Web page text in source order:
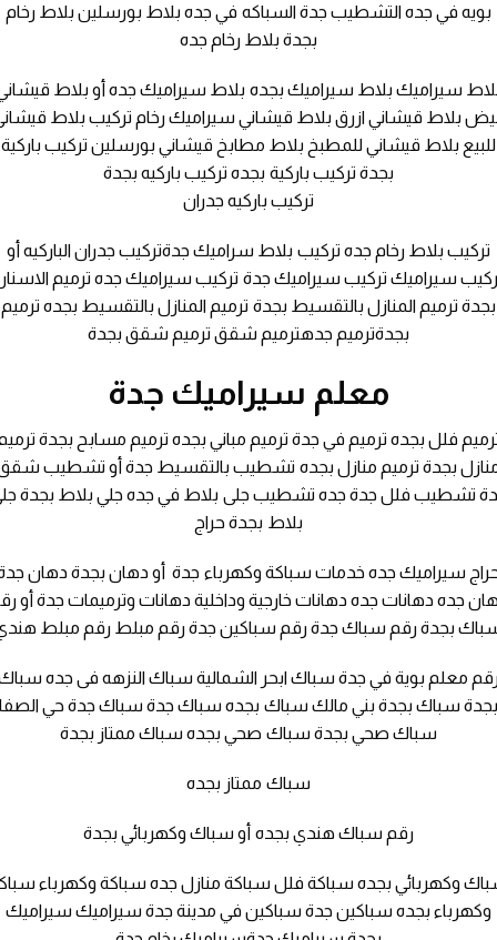
بويه في جده التشطيب جدة السباكه في جده بلاط بورسلين بلاط رخام
بجدة بلاط رخام جده
سيراميك بلاط سيراميك بجده بلاط سيراميك جده أو بلاط
بلاط قيشاني ازرق بلاط قيشاني سيراميك رخام تركيب بلاط
للبيع بلاط قيشاني للمطبخ بلاط مطابخ قيشاني بورسلين تركيب باركية
بجدة تركيب باركية بجده تركيب باركيه بجدة
تركيب باركيه جدران
تركيب بلاط رخام جده تركيب بلاط سراميك جدةتركيب جدران الباركيه أو
سيراميك تركيب سيراميك جدة تركيب سيراميك جده ترميم
بجدة ترميم المنازل بالتقسيط بجدة ترميم المنازل بالتقسيط بجده ترميم
بجدةترميم جدهترميم شقق ترميم شقق بجدة
معلم سيراميك جدة
فلل بجده ترميم في جدة ترميم مباني بجده ترميم مسابح بجدة
بجدة ترميم منازل بجده تشطيب بالتقسيط جدة أو تشطيب
تشطيب فلل جدة جده تشطيب جلى بلاط في جده جلي بلاط بجدة
بلاط بجدة حراج
سيراميك جده خدمات سباكة وكهرباء جدة أو دهان بجدة دهان
جده دهانات جده دهانات خارجية وداخلية دهانات وترميمات جدة أو
بجدة رقم سباك جدة رقم سباكين جدة رقم مبلط رقم مبلط
معلم بوية في جدة سباك ابحر الشمالية سباك النزهه فى جده
بجدة سباك بجدة بني مالك سباك بجده سباك جدة سباك جدة حي الصفا
سباك صحي بجدة سباك صحي بجده سباك ممتاز بجدة
سباك ممتاز بجده
رقم سباك هندي بجده أو سباك وكهربائي بجدة
وكهربائي بجده سباكة فلل سباكة منازل جده سباكة وكهرباء
وكهرباء بجده سباكين جدة سباكين في مدينة جدة سيراميك سيراميك